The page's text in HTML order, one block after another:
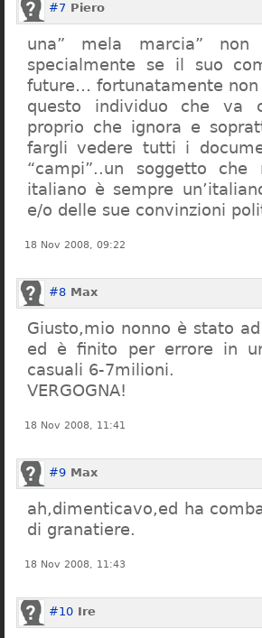
#7 Piero
una” mela marcia”
specialmente se il suo
future… fortunatamente
questo individuo che va
proprio che ignora e
fargli vedere tutti i
“campi”..un soggetto
italiano è sempre
e/o delle sue convinzioni
18 Nov 2008, 09:22
#8 Max
Giusto,mio nonno è stato
ed è finito per errore in
casuali 6-7milioni.
VERGOGNA!
18 Nov 2008, 11:41
#9 Max
ah,dimenticavo,ed ha
di granatiere.
18 Nov 2008, 11:43
#10 Ire